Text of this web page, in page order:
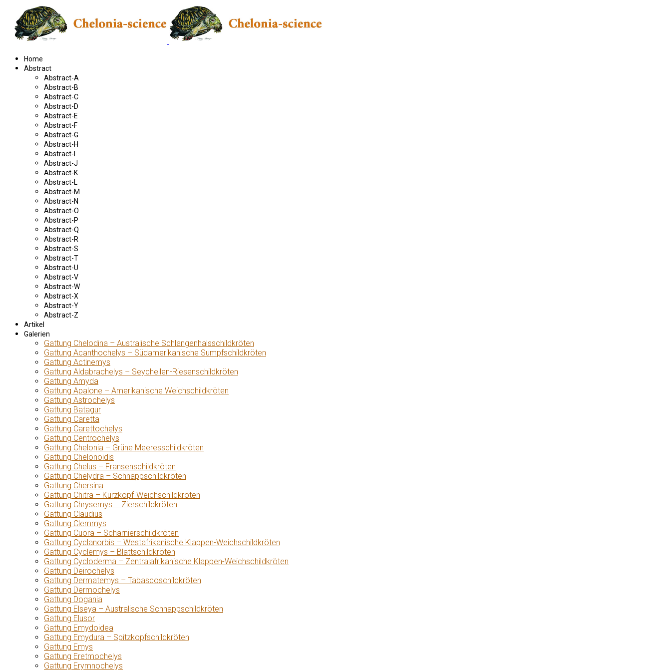
Home
Abstract
Abstract-A
Abstract-B
Abstract-C
Abstract-D
Abstract-E
Abstract-F
Abstract-G
Abstract-H
Abstract-I
Abstract-J
Abstract-K
Abstract-L
Abstract-M
Abstract-N
Abstract-O
Abstract-P
Abstract-Q
Abstract-R
Abstract-S
Abstract-T
Abstract-U
Abstract-V
Abstract-W
Abstract-X
Abstract-Y
Abstract-Z
Artikel
Galerien
Gattung Chelodina – Australische Schlangenhalsschildkröten
Gattung Acanthochelys – Südamerikanische Sumpfschildkröten
Gattung Actinemys
Gattung Aldabrachelys – Seychellen-Riesenschildkröten
Gattung Amyda
Gattung Apalone – Amerikanische Weichschildkröten
Gattung Astrochelys
Gattung Batagur
Gattung Caretta
Gattung Carettochelys
Gattung Centrochelys
Gattung Chelonia – Grüne Meeresschildkröten
Gattung Chelonoidis
Gattung Chelus – Fransenschildkröten
Gattung Chelydra – Schnappschildkröten
Gattung Chersina
Gattung Chitra – Kurzkopf-Weichschildkröten
Gattung Chrysemys – Zierschildkröten
Gattung Claudius
Gattung Clemmys
Gattung Cuora – Scharnierschildkröten
Gattung Cyclanorbis – Westafrikanische Klappen-Weichschildkröten
Gattung Cyclemys – Blattschildkröten
Gattung Cycloderma – Zentralafrikanische Klappen-Weichschildkröten
Gattung Deirochelys
Gattung Dermatemys – Tabascoschildkröten
Gattung Dermochelys
Gattung Dogania
Gattung Elseya – Australische Schnappschildkröten
Gattung Elusor
Gattung Emydoidea
Gattung Emydura – Spitzkopfschildkröten
Gattung Emys
Gattung Eretmochelys
Gattung Erymnochelys